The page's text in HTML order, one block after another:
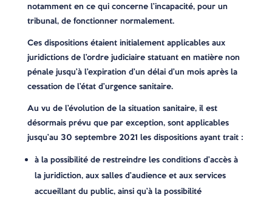
notamment en ce qui concerne l’incapacité, pour un
tribunal, de fonctionner normalement.
Ces dispositions étaient initialement applicables aux
juridictions de l’ordre judiciaire statuant en matière non
pénale jusqu’à l’expiration d’un délai d’un mois après la
cessation de l’état d’urgence sanitaire.
Au vu de l’évolution de la situation sanitaire, il est
désormais prévu que par exception, sont applicables
jusqu’au 30 septembre 2021 les dispositions ayant trait :
à la possibilité de restreindre les conditions d’accès à
la juridiction, aux salles d’audience et aux services
accueillant du public, ainsi qu’à la possibilité